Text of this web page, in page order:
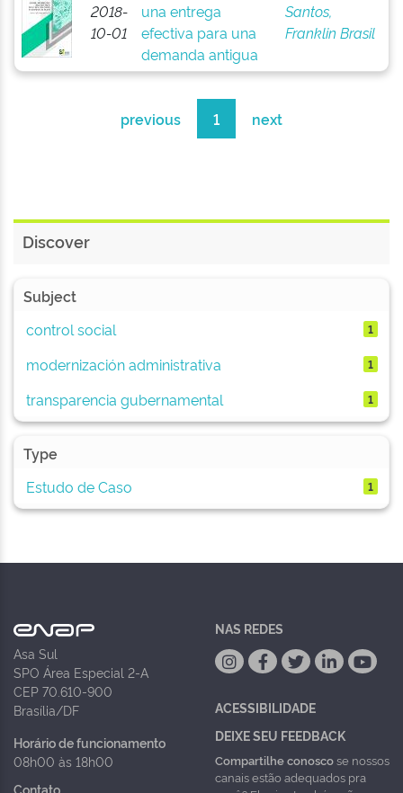
2018-
10-01
una entrega
efectiva para una
demanda antigua
Santos,
Franklin Brasil
previous 1 next
Discover
Subject
control social
1
modernización administrativa 1
transparencia gubernamental 1
Type
Estudo de Caso
1
Asa Sul
SPO Área Especial 2-A
CEP 70.610-900
Brasília/DF
Horário de funcionamento
08h00 às 18h00
Contato
NAS REDES
ACESSIBILIDADE
DEIXE SEU FEEDBACK
Compartilhe conoscose nossos
canais estão adequados pra